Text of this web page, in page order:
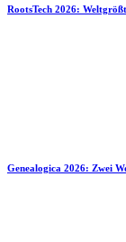
RootsTech 2026:
Genealogica 2026: Zwei